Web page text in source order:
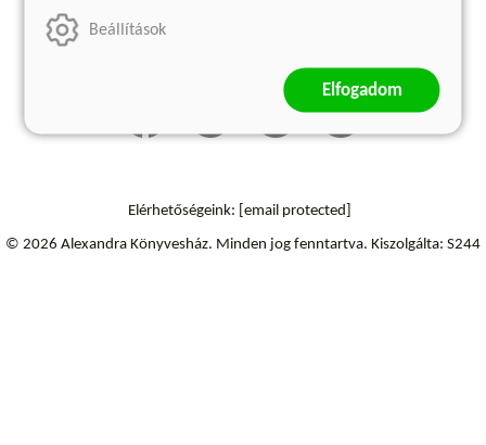
Szállítási információk
Elérhetőségeink: [email protected]
© 2026 Alexandra Könyvesház. Minden jog fenntartva. Kiszolgálta: S244
Beállítások
Elfogadom